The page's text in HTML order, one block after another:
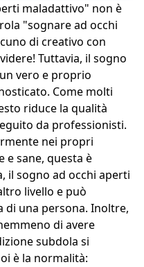
maladattivo" non è
"sognare ad occhi
di creativo con
Tuttavia, il sogno
vero e proprio
Come molti
riduce la qualità
da professionisti.
nei propri
e sane, questa è
il sogno ad occhi aperti
livello e può
di una persona. Inoltre,
di avere
subdola si
è la normalità: